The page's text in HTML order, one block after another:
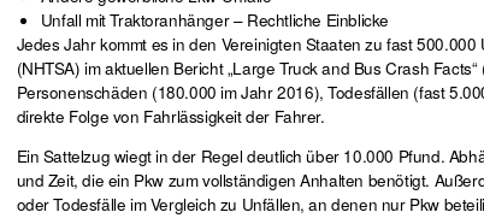
Unfall mit Traktoranhänger – Rechtliche Einblicke
Jedes Jahr kommt es in den Vereinigten Staaten zu fast
(NHTSA) im aktuellen Bericht „Large Truck and Bus Crash
Personenschäden (180.000 im Jahr 2016), Todesfällen (fast
direkte Folge von Fahrlässigkeit der Fahrer.
Ein Sattelzug wiegt in der Regel deutlich über 10.000 Pfund.
und Zeit, die ein Pkw zum vollständigen Anhalten benötigt.
oder Todesfälle im Vergleich zu Unfällen, an denen nur Pkw